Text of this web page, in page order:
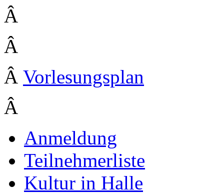
Â
Â
Â Vorlesungsplan
Â
Anmeldung
Teilnehmerliste
Kultur in Halle